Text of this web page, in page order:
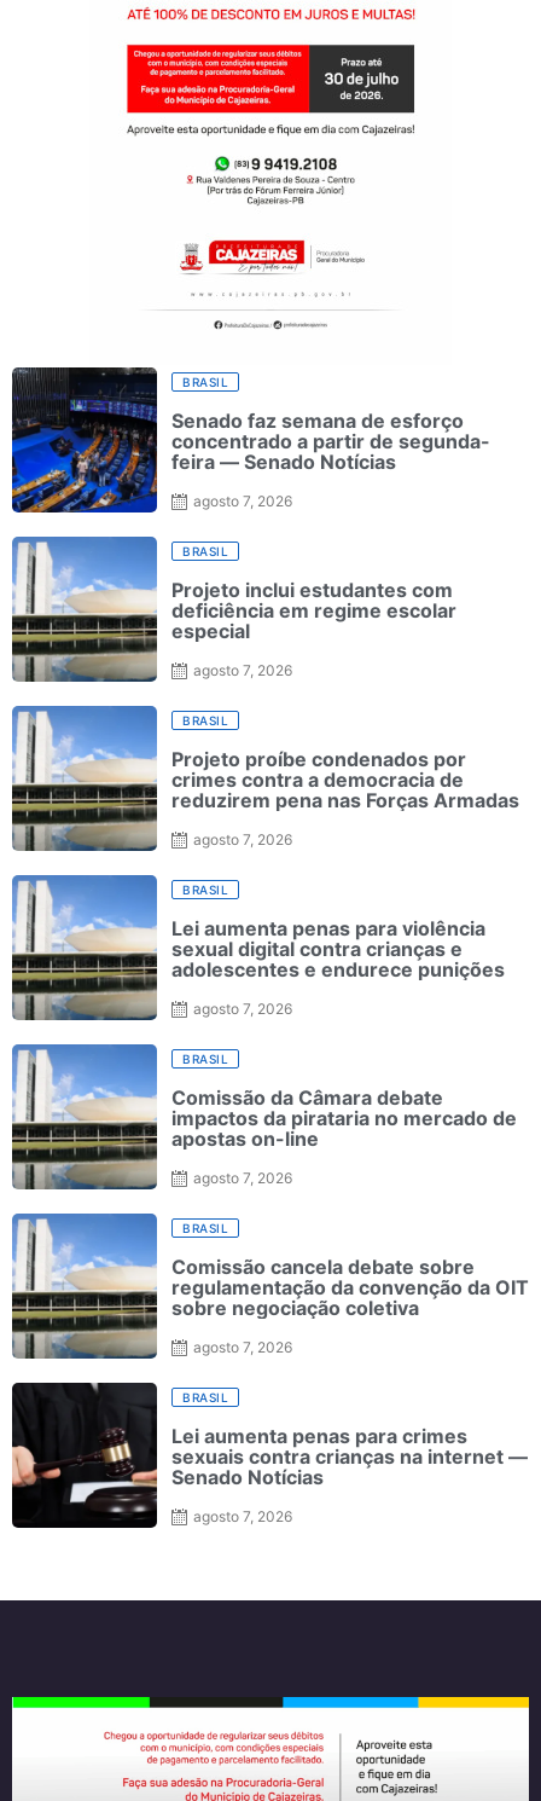
BRASIL
Senado faz semana de esforço
concentrado a partir de segunda-
feira — Senado Notícias
agosto 7, 2026
BRASIL
Projeto inclui estudantes com
deficiência em regime escolar
especial
agosto 7, 2026
BRASIL
Projeto proíbe condenados por
crimes contra a democracia de
reduzirem pena nas Forças Armadas
agosto 7, 2026
BRASIL
Lei aumenta penas para violência
sexual digital contra crianças e
adolescentes e endurece punições
agosto 7, 2026
BRASIL
Comissão da Câmara debate
impactos da pirataria no mercado de
apostas on-line
agosto 7, 2026
BRASIL
Comissão cancela debate sobre
regulamentação da convenção da OIT
sobre negociação coletiva
agosto 7, 2026
BRASIL
Lei aumenta penas para crimes
sexuais contra crianças na internet —
Senado Notícias
agosto 7, 2026